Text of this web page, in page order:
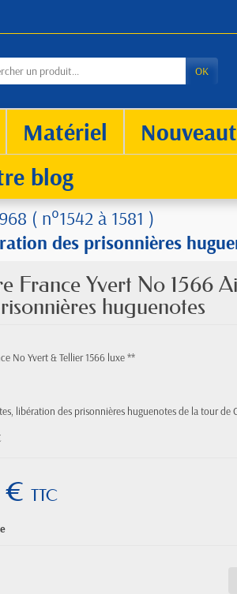
OK
Matériel
blog
( n°1542 à 1581 )
des prisonnières
France Yvert No 1566
huguenotes
No Yvert & Tellier 1566 luxe **
libération des prisonnières huguenotes de la tour de
€TTC